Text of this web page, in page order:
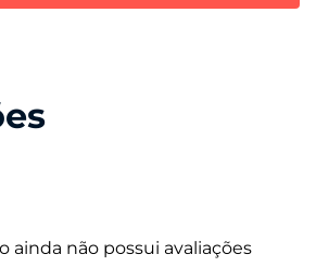
ainda não possui avaliações